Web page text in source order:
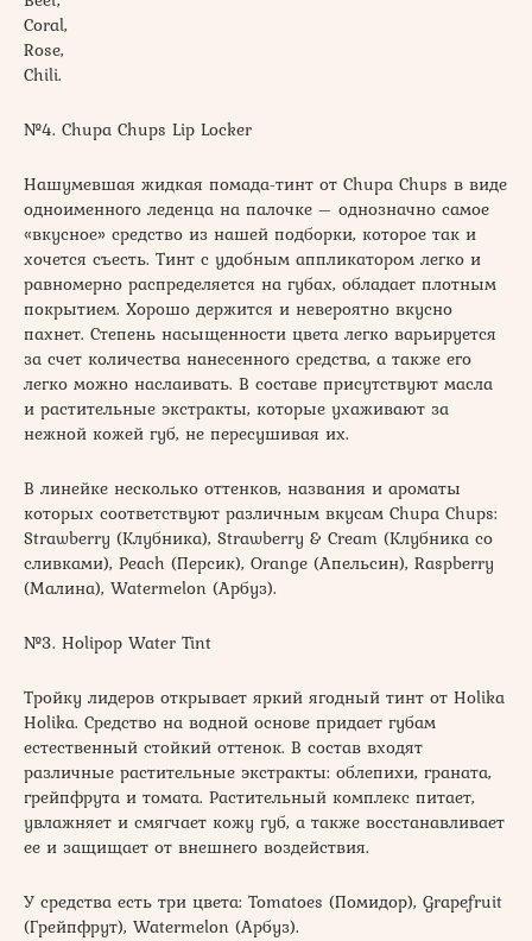
Coral,
Rose,
Chili.
№4. Chupa Chups Lip Locker
Нашумевшая жидкая помада-тинт от Chupa Chups в виде
одноименного леденца на палочке – однозначно самое
«вкусное» средство из нашей подборки, которое так и
хочется съесть. Тинт с удобным аппликатором легко и
равномерно распределяется на губах, обладает плотным
покрытием. Хорошо держится и невероятно вкусно
пахнет. Степень насыщенности цвета легко варьируется
за счет количества нанесенного средства, а также его
легко можно наслаивать. В составе присутствуют масла
и растительные экстракты, которые ухаживают за
нежной кожей губ, не пересушивая их.
В линейке несколько оттенков, названия и ароматы
которых соответствуют различным вкусам Chupa Chups:
Strawberry (Клубника), Strawberry & Cream (Клубника со
сливками), Peach (Персик), Orange (Апельсин), Raspberry
(Малина), Watermelon (Арбуз).
№3. Holipop Water Tint
Тройку лидеров открывает яркий ягодный тинт от Holika
Holika. Средство на водной основе придает губам
естественный стойкий оттенок. В состав входят
различные растительные экстракты: облепихи, граната,
грейпфрута и томата. Растительный комплекс питает,
увлажняет и смягчает кожу губ, а также восстанавливает
ее и защищает от внешнего воздействия.
У средства есть три цвета: Tomatoes (Помидор), Grapefruit
(Грейпфрут), Watermelon (Арбуз).